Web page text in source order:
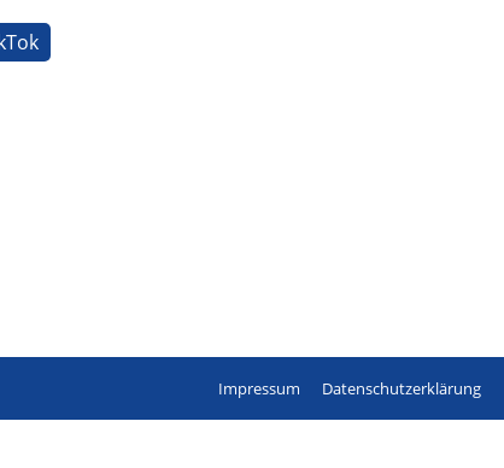
Datenschutzerklärung
Impressum